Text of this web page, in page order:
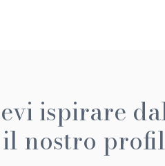
ispirare
il nostro